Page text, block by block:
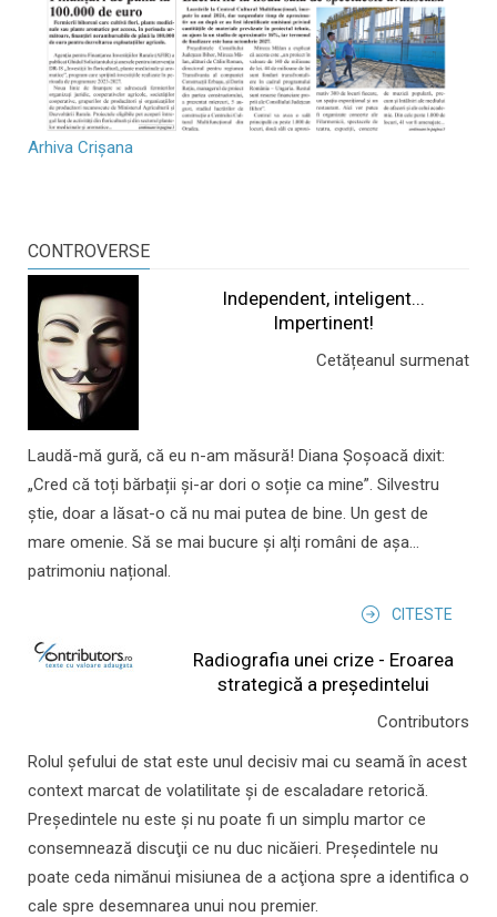
Arhiva Crișana
CONTROVERSE
Independent, inteligent...
Impertinent!
Cetățeanul surmenat
Laudă-mă gură, că eu n-am măsură! Diana Șoșoacă dixit:
„Cred că toți bărbații și-ar dori o soție ca mine”. Silvestru
știe, doar a lăsat-o că nu mai putea de bine. Un gest de
mare omenie. Să se mai bucure și alți români de așa...
patrimoniu național.
CITESTE
Radiografia unei crize - Eroarea
strategică a președintelui
Contributors
Rolul şefului de stat este unul decisiv mai cu seamă în acest
context marcat de volatilitate şi de escaladare retorică.
Preşedintele nu este şi nu poate fi un simplu martor ce
consemnează discuţii ce nu duc nicăieri. Preşedintele nu
poate ceda nimănui misiunea de a acţiona spre a identifica o
cale spre desemnarea unui nou premier.